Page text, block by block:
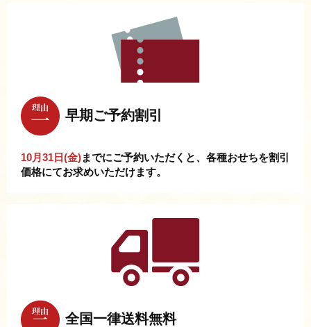
早期ご予約割引
10月31日(金)までにご予約いただくと、各種おせちを割引
価格にてお求めいただけます。
全国一律送料無料